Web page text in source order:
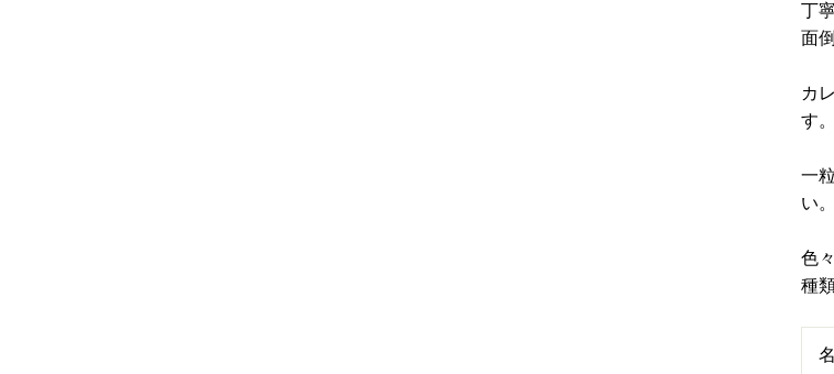
丁
面
カ
す。
一
い。
色
種